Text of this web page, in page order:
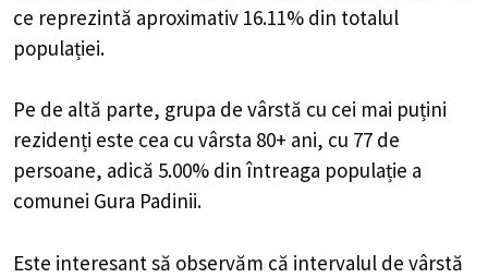
ce reprezintă aproximativ 16.11% din totalul
populației.
Pe de altă parte, grupa de vârstă cu cei mai puțini
rezidenți este cea cu vârsta 80+ ani, cu 77 de
persoane, adică 5.00% din întreaga populație a
comunei Gura Padinii.
Este interesant să observăm că intervalul de vârstă